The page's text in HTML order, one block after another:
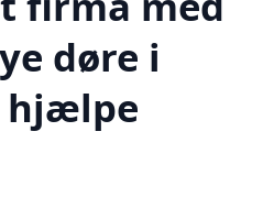
døre i
hjælpe